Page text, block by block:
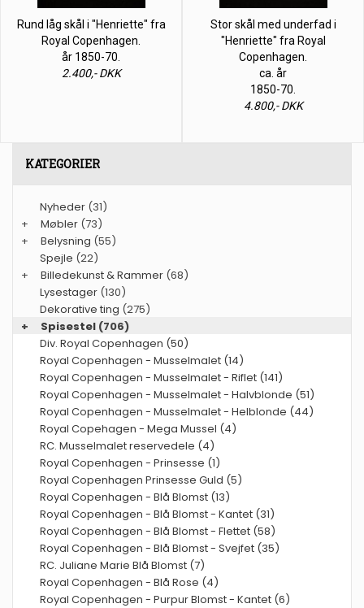
Rund låg skål i "Henriette" fra
Royal Copenhagen.
år 1850-70.
2.400,- DKK
Stor skål med underfad i
"Henriette" fra Royal
Copenhagen.
ca. år
1850-70.
4.800,- DKK
KATEGORIER
Nyheder (31)
+
Møbler (73)
+
Belysning (55)
Spejle (22)
+
Billedekunst & Rammer (68)
Lysestager (130)
Dekorative ting (275)
+
Spisestel (706)
Div. Royal Copenhagen (50)
Royal Copenhagen - Musselmalet (14)
Royal Copenhagen - Musselmalet - Riflet (141)
Royal Copenhagen - Musselmalet - Halvblonde (51)
Royal Copenhagen - Musselmalet - Helblonde (44)
Royal Copehagen - Mega Mussel (4)
RC. Musselmalet reservedele (4)
Royal Copenhagen - Prinsesse (1)
Royal Copenhagen Prinsesse Guld (5)
Royal Copenhagen - Blå Blomst (13)
Royal Copenhagen - Blå Blomst - Kantet (31)
Royal Copenhagen - Blå Blomst - Flettet (58)
Royal Copenhagen - Blå Blomst - Svejfet (35)
RC. Juliane Marie Blå Blomst (7)
Royal Copenhagen - Blå Rose (4)
Royal Copenhagen - Purpur Blomst - Kantet (6)